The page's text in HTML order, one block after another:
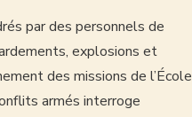
par des personnels de
explosions et
des missions de l’École
armés interroge